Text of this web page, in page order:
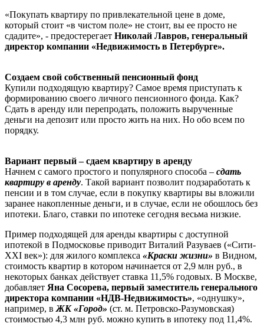
«Покупать квартиру по привлекательной цене в доме,
который стоит «в чистом поле» не стоит, вы ее просто не
сдадите», - предостерегает Николай Лавров, генеральный
директор компании «Недвижимость в Петербурге».
Создаем свой собственный пенсионный фонд
Купили подходящую квартиру? Самое время приступать к
формированию своего личного пенсионного фонда. Как?
Сдать в аренду или перепродать, положить вырученные
деньги на депозит или просто жить на них. Но обо всем по
порядку.
Вариант первый – сдаем квартиру в аренду
Начнем с самого простого и популярного способа – сдать
квартиру в аренду. Такой вариант позволит подзаработать к
пенсии и в том случае, если в покупку квартиры вы вложили
заранее накопленные деньги, и в случае, если не обошлось без
ипотеки. Благо, ставки по ипотеке сегодня весьма низкие.
Пример подходящей для аренды квартиры с доступной
ипотекой в Подмосковье приводит Виталий Разуваев («Сити-
XXI век»): для жилого комплекса «Краски жизни» в Видном,
стоимость квартир в котором начинается от 2,9 млн руб., в
некоторых банках действует ставка 11,5% годовых. В Москве,
добавляет Яна Сосорева, первый заместитель генерального
директора компании «НДВ-Недвижимость», «однушку»,
например, в ЖК «Город» (ст. м. Петровско-Разумовская)
стоимостью 4,3 млн руб. можно купить в ипотеку под 11,4%.